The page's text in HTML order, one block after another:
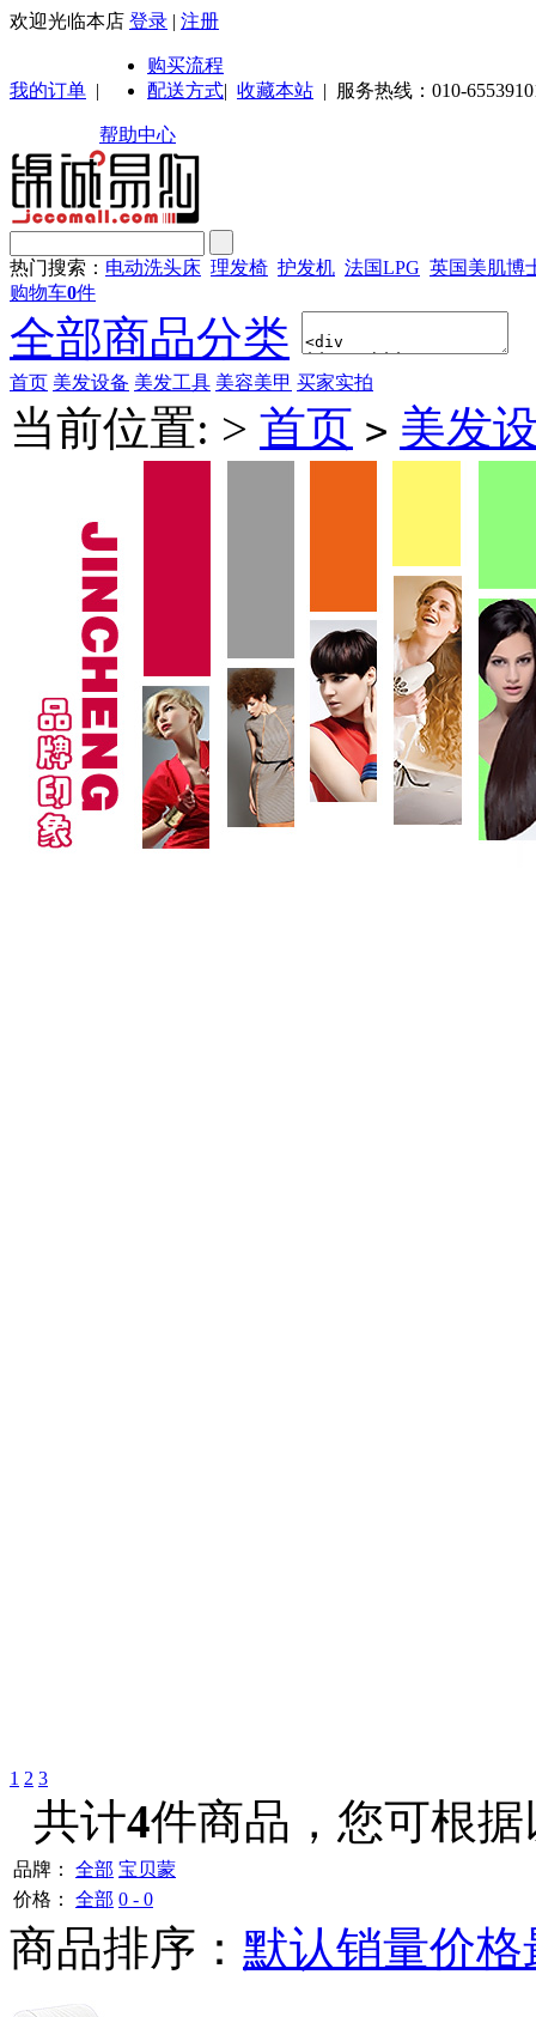
欢迎光临本店 登录 | 注册
我的订单 |
购买流程
配送方式
帮助中心
| 收藏本站 | 服务热线：010-
热门搜索： 电动洗头床 理发椅 护发机 法国LPG 英国美肌博
购物车0件
全部商品分类
首页 美发设备 美发工具 美容美甲 买家实拍
当前位置: > 首页 > 美发
1 2 3
共计4件商品，您可根
品牌： 全部 宝贝蒙
价格：
全部 0 - 0
商品排序： 默认销量价格